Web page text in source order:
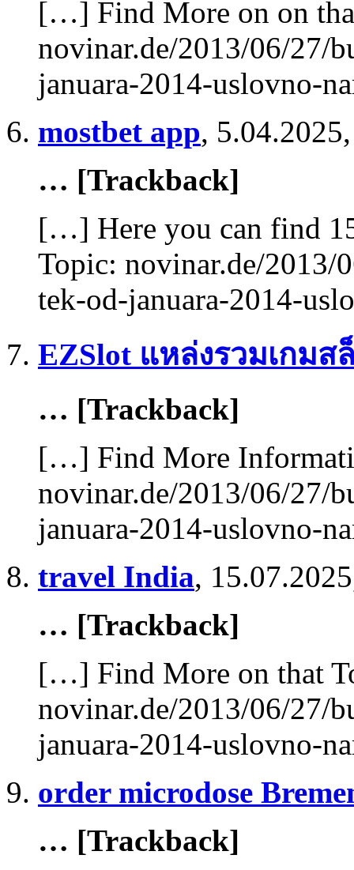
[…] Find More on on
novinar.de/2013/06/27/
januara-2014-uslovno-
mostbet app,
… [Trackback]
[…] Here you can find
Topic: novinar.de/2013/
tek-od-januara-2014-
EZSlot แหล่งรวมเกม
… [Trackback]
[…] Find More
novinar.de/2013/06/27/
januara-2014-uslovno-
travel India,
… [Trackback]
[…] Find More on that
novinar.de/2013/06/27/
januara-2014-uslovno-
order microdose
… [Trackback]